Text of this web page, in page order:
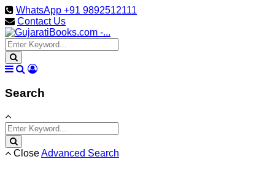
WhatsApp +91 9892512111
Contact Us
Search
CloseAdvanced Search